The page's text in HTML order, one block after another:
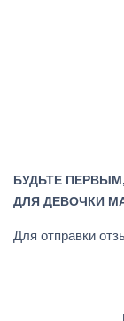
БУДЬТЕ
ДЛЯ ДЕВОЧКИ
Для отправки